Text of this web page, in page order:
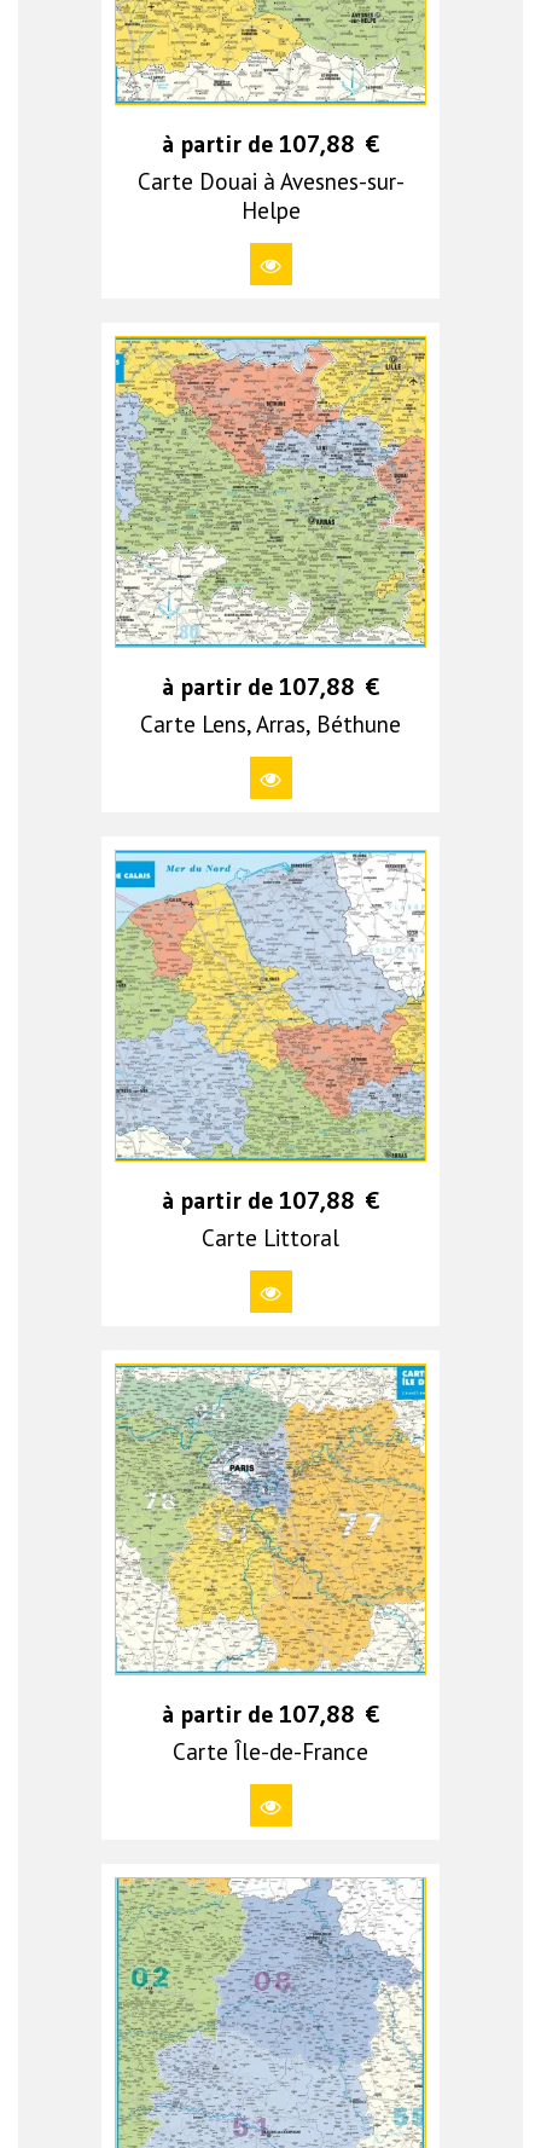
à partir de 107,88 €
Carte Douai à Avesnes-sur-
Helpe
à partir de 107,88 €
Carte Lens, Arras, Béthune
à partir de 107,88 €
Carte Littoral
à partir de 107,88 €
Carte Île-de-France